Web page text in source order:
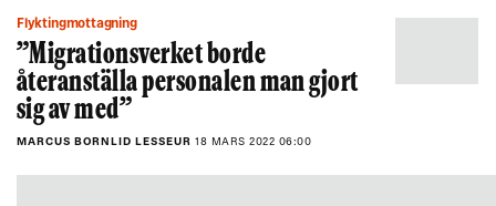
Flyktingmottagning
”Migrationsverket borde
återanställa personalen man gjort
sig av med”
MARCUS BORNLID LESSEUR 18 MARS 2022 06:00